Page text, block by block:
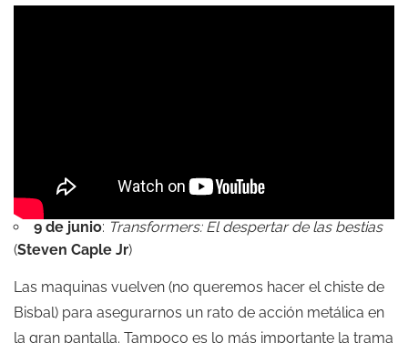
9 de junio: Transformers: El despertar de las bestias
(Steven Caple Jr)
Las maquinas vuelven (no queremos hacer el chiste de
Bisbal) para asegurarnos un rato de acción metálica en
la gran pantalla. Tampoco es lo más importante la trama